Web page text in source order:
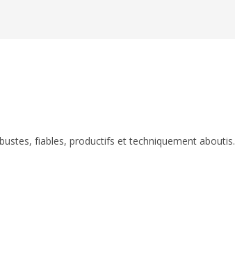
fiables, productifs et techniquement aboutis.